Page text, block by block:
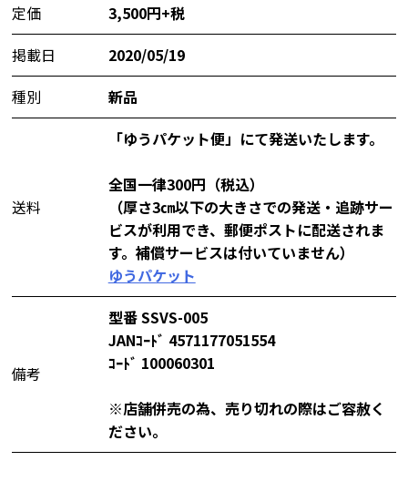
定価
3,500円+税
掲載日
2020/05/19
種別
新品
送料
「ゆうパケット便」にて発送いたします。
全国一律300円（税込）
（厚さ3㎝以下の大きさでの発送・追跡サー
ビスが利用でき、郵便ポストに配送されま
す。補償サービスは付いていません）
ゆうパケット
備考
型番 SSVS-005
JANｺｰﾄﾞ 4571177051554
ｺｰﾄﾞ 100060301
※店舗併売の為、売り切れの際はご容赦く
ださい。